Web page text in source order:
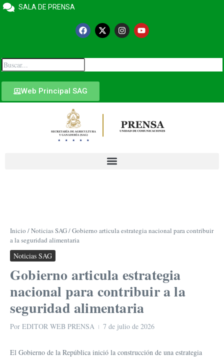
SALA DE PRENSA
Web Principal SAG
Inicio /Noticias SAG/Gobierno articula estrategia nacional para contribuir
a la seguridad alimentaria
Noticias SAG
Gobierno articula estrategia
nacional para contribuir a la
seguridad alimentaria
Por EDITOR WEB PRENSA 7 de julio de 2026
El Gobierno de la República inició la construcción de una estrategia